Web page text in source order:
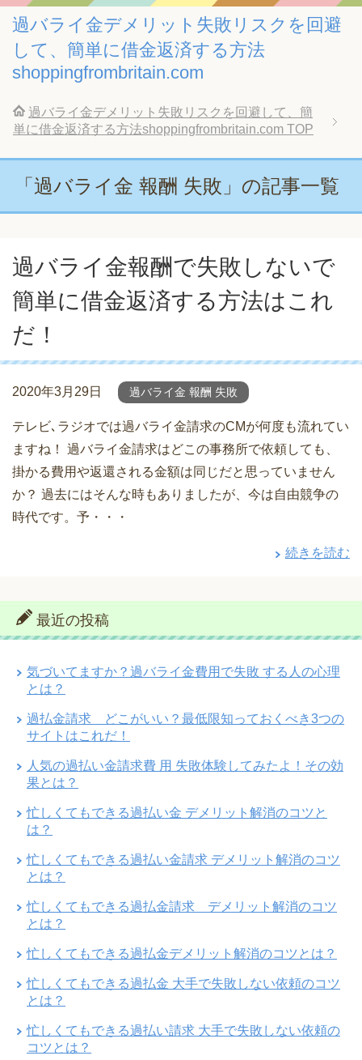
過バライ金デメリット失敗リスクを回避
して、簡単に借金返済する方法
shoppingfrombritain.com
過バライ金デメリット失敗リスクを回避して、簡
単に借金返済する方法shoppingfrombritain.com TOP
「過バライ金 報酬 失敗」の記事一覧
過バライ金報酬で失敗しないで
簡単に借金返済する方法はこれ
だ！
2020年3月29日 過バライ金 報酬 失敗
テレビ､ラジオでは過バライ金請求のCMが何度も流れてい
ますね！ 過バライ金請求はどこの事務所で依頼しても、
掛かる費用や返還される金額は同じだと思っていません
か？ 過去にはそんな時もありましたが、今は自由競争の
時代です。予・・・
続きを読む
最近の投稿
気づいてますか？過バライ金費用で失敗 する人の心理
とは？
過払金請求 どこがいい？最低限知っておくべき3つの
サイトはこれだ！
人気の過払い金請求費 用 失敗体験してみたよ！その効
果とは？
忙しくてもできる過払い金 デメリット解消のコツと
は？
忙しくてもできる過払い金請求 デメリット解消のコツ
とは？
忙しくてもできる過払金請求 デメリット解消のコツ
とは？
忙しくてもできる過払金デメリット解消のコツとは？
忙しくてもできる過払金 大手で失敗しない依頼のコツ
とは？
忙しくてもできる過払い請求 大手で失敗しない依頼の
コツとは？